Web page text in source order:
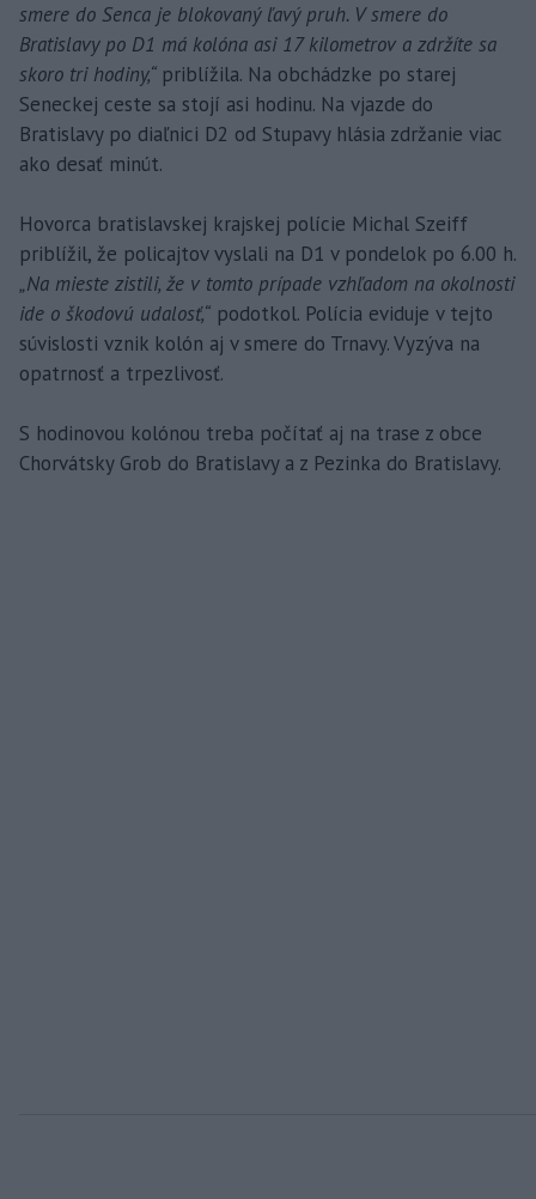
smere do Senca je blokovaný ľavý pruh. V smere do
Bratislavy po D1 má kolóna asi 17 kilometrov a zdržíte sa
skoro tri hodiny,“ priblížila. Na obchádzke po starej
Seneckej ceste sa stojí asi hodinu. Na vjazde do
Bratislavy po diaľnici D2 od Stupavy hlásia zdržanie viac
ako desať minút.
Hovorca bratislavskej krajskej polície Michal Szeiff
priblížil, že policajtov vyslali na D1 v pondelok po 6.00 h.
„Na mieste zistili, že v tomto prípade vzhľadom na okolnosti
ide o škodovú udalosť,“ podotkol. Polícia eviduje v tejto
súvislosti vznik kolón aj v smere do Trnavy. Vyzýva na
opatrnosť a trpezlivosť.
S hodinovou kolónou treba počítať aj na trase z obce
Chorvátsky Grob do Bratislavy a z Pezinka do Bratislavy.